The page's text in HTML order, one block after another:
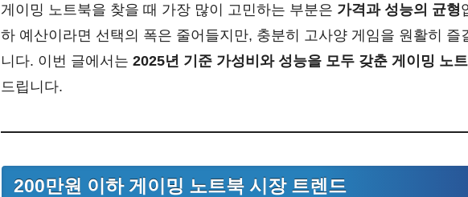
게이밍 노트북을 찾을 때 가장 많이 고민하는 부분은 가격과 성능의 균형
하 예산이라면 선택의 폭은 줄어들지만, 충분히 고사양 게임을 원활히 즐
니다. 이번 글에서는 2025년 기준 가성비와 성능을 모두 갖춘 게이밍 노
드립니다.
200만원 이하 게이밍 노트북 시장 트렌드